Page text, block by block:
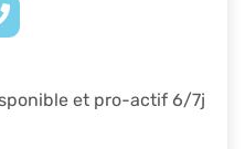
et pro-actif 6/7j